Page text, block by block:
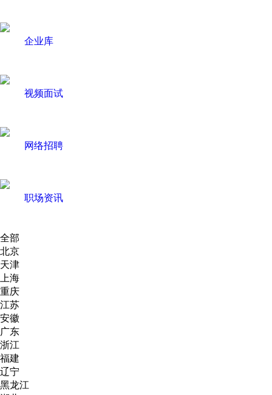
企业库
视频面试
网络招聘
职场资讯
全部
北京
天津
上海
重庆
江苏
安徽
广东
浙江
福建
辽宁
黑龙江